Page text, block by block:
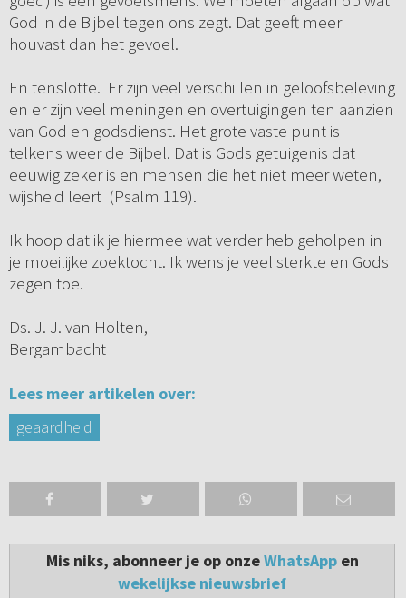
God in de Bijbel tegen ons zegt. Dat geeft meer
houvast dan het gevoel.
En tenslotte. Er zijn veel verschillen in geloofsbeleving
en er zijn veel meningen en overtuigingen ten aanzien
van God en godsdienst. Het grote vaste punt is
telkens weer de Bijbel. Dat is Gods getuigenis dat
eeuwig zeker is en mensen die het niet meer weten,
wijsheid leert (Psalm 119).
Ik hoop dat ik je hiermee wat verder heb geholpen in
je moeilijke zoektocht. Ik wens je veel sterkte en Gods
zegen toe.
Ds. J. J. van Holten,
Bergambacht
Lees meer artikelen over:
geaardheid
Mis niks, abonneer je op onzeWhatsAppen
wekelijkse nieuwsbrief